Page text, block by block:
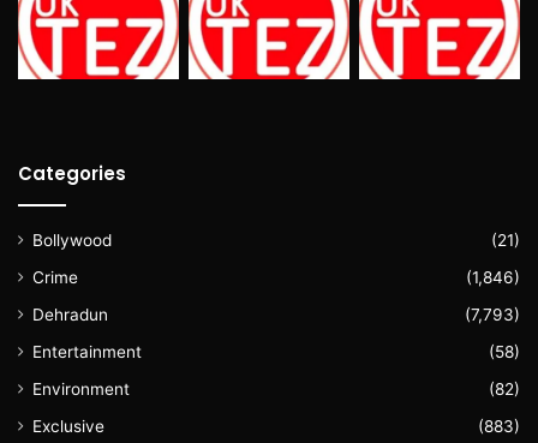
Categories
Bollywood
(21)
Crime
(1,846)
Dehradun
(7,793)
Entertainment
(58)
Environment
(82)
Exclusive
(883)